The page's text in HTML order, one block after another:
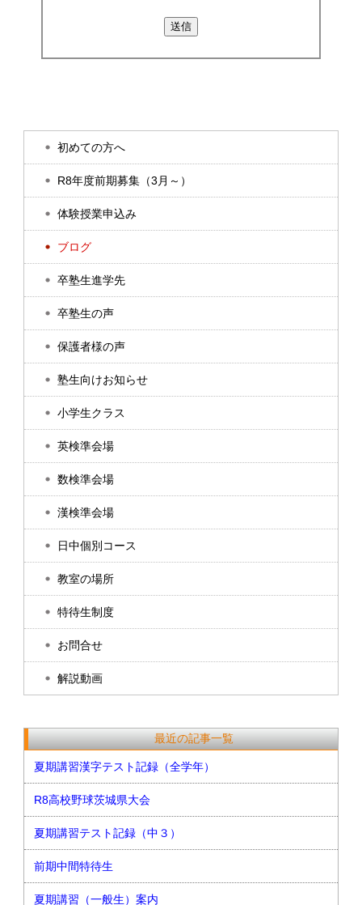
初めての方へ
R8年度前期募集（3月～）
体験授業申込み
ブログ
卒塾生進学先
卒塾生の声
保護者様の声
塾生向けお知らせ
小学生クラス
英検準会場
数検準会場
漢検準会場
日中個別コース
教室の場所
特待生制度
お問合せ
解説動画
最近の記事一覧
夏期講習漢字テスト記録（全学年）
R8高校野球茨城県大会
夏期講習テスト記録（中３）
前期中間特待生
夏期講習（一般生）案内